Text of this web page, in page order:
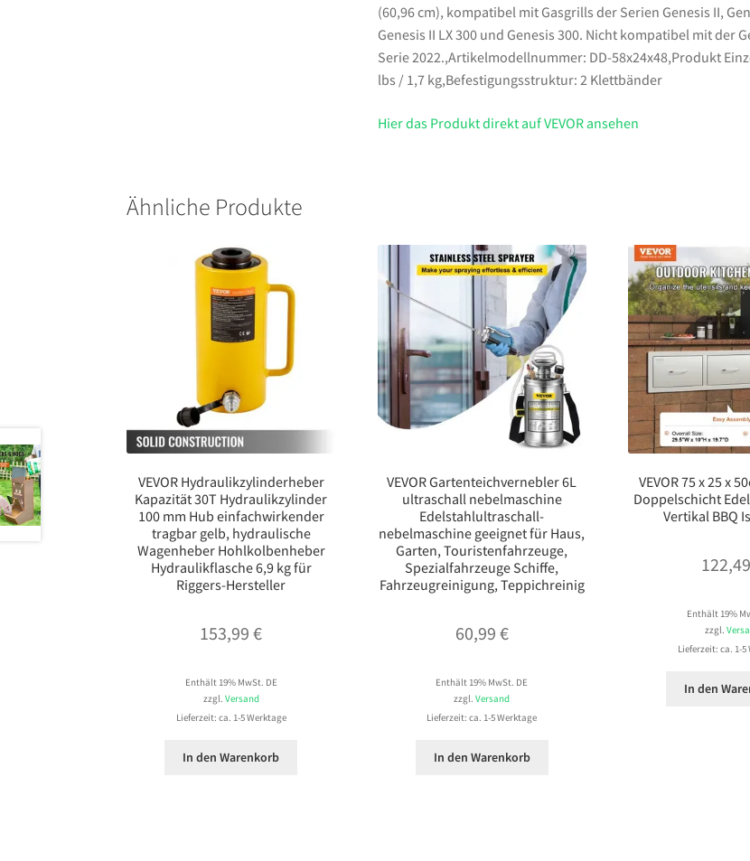
(60,96 cm), kompatibel mit Gasgrills der Serien Genesis II,
Genesis II LX 300 und Genesis 300. Nicht kompatibel mit der
Serie 2022.,Artikelmodellnummer: DD-58x24x48,Produkt
lbs / 1,7 kg,Befestigungsstruktur: 2 Klettbänder
Hier das Produkt direkt auf VEVOR ansehen
Ähnliche Produkte
VEVOR Hydraulikzylinderheber
Kapazität 30T Hydraulikzylinder
100 mm Hub einfachwirkender
tragbar gelb, hydraulische
Wagenheber Hohlkolbenheber
Hydraulikflasche 6,9 kg für
Riggers-Hersteller
153,99€
Enthält 19% MwSt. DE
zzgl. Versand
Lieferzeit: ca. 1-5 Werktage
In den Warenkorb
VEVOR Gartenteichvernebler 6L
ultraschall nebelmaschine
Edelstahlultraschall-
nebelmaschine geeignet für Haus,
Garten, Touristenfahrzeuge,
Spezialfahrzeuge Schiffe,
Fahrzeugreinigung, Teppichreinig
60,99 €
Enthält 19% MwSt. DE
zzgl.Versand
Lieferzeit: ca. 1-5 Werktage
In den Warenkorb
VEVOR 75 x 25 x
Doppelschicht
Vertikal BBQ
Enthält 19%
zzgl.
Lieferzeit: ca. 1-5
In den